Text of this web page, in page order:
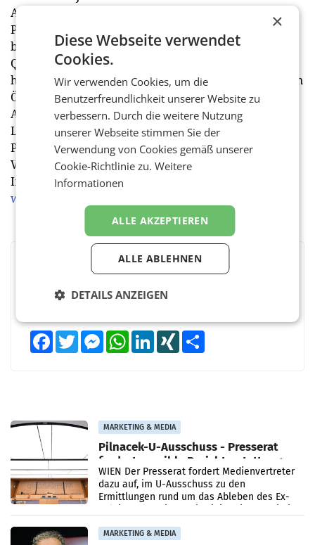
Als Kommunikationsplattform vertreten wir die
Positionen der Mineralwasserabfüller und
berücksichtigen die Besonderheiten der einzelnen
Quellen. Im Jahr 1987 gegründet, vereint das Forum
heute die bedeutendsten Mineralwasserunternehmen
Österreichs. Sie vertreiben folgende Marken:
Alpquell, Astoria, Frankenmarkter, Gasteiner, Juvina,
Lebensquell, Long Life, Minaris, Montes, Peterquelle,
Preblauer, Römerquelle, SilberQuelle, Tiroler Quelle,
Vitus-Quelle, Vöslauer und Waldquelle. Für mehr
Informationen besuchen Sie bitte die Website
www.forum-mineralwasser.at
BEWERTEN SIE DIESEN ARTIKEL
FacebookTwitter MessengerWhatsAppLinkedInXING
MARKETING & MEDIA
Pilnacek-U-Ausschuss - Presserat
fordert sensible Berichterstattung
WIEN Der Presserat fordert Medienvertreter
dazu auf, im U-Ausschuss zu den
Ermittlungen rund um das Ableben des Ex-
MARKETING & MEDIA
×
Diese Webseite verwendet
Cookies.
Wir verwenden Cookies, um die
Benutzerfreundlichkeit unserer Website zu
verbessern. Durch die weitere Nutzung
unserer Webseite stimmen Sie der
Verwendung von Cookies gemäß unserer
Cookie-Richtlinie zu.Weitere
Informationen
ALLE AKZEPTIEREN
ALLE ABLEHNEN
DETAILS ANZEIGEN